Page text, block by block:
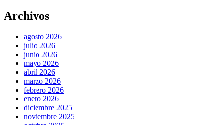
Archivos
agosto 2026
julio 2026
junio 2026
mayo 2026
abril 2026
marzo 2026
febrero 2026
enero 2026
diciembre 2025
noviembre 2025